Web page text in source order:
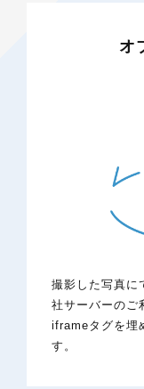
オ
撮影した写真に
社サーバーのご
iframeタグを埋
す。